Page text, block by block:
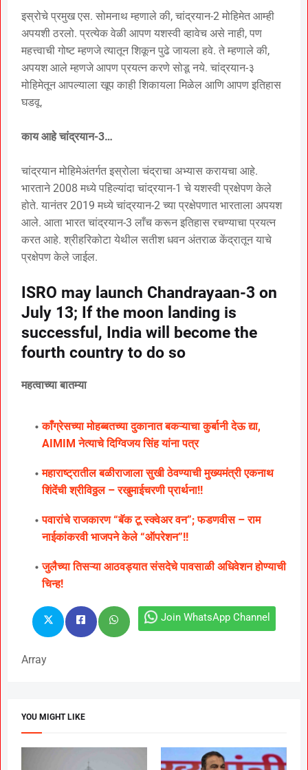
इस्रोचे प्रमुख एस. सोमनाथ म्हणाले की, चांद्रयान-2 मोहिमेत आम्ही
अपयशी ठरलो. प्रत्येक वेळी आपण यशस्वी व्हावेच असे नाही, पण
महत्त्वाची गोष्ट म्हणजे त्यातून शिकून पुढे जायला हवे. ते म्हणाले की,
अपयश आले म्हणजे आपण प्रयत्न करणे सोडू नये. चांद्रयान-३
मोहिमेतून आपल्याला खूप काही शिकायला मिळेल आणि आपण इतिहास
घडवू.
काय आहे चांद्रयान-3…
चांद्रयान मोहिमेअंतर्गत इस्रोला चंद्राचा अभ्यास करायचा आहे.
भारताने 2008 मध्ये पहिल्यांदा चांद्रयान-1 चे यशस्वी प्रक्षेपण केले
होते. यानंतर 2019 मध्ये चांद्रयान-2 च्या प्रक्षेपणात भारताला अपयश
आले. आता भारत चांद्रयान-3 लाँच करून इतिहास रचण्याचा प्रयत्न
करत आहे. श्रीहरिकोटा येथील सतीश धवन अंतराळ केंद्रातून याचे
प्रक्षेपण केले जाईल.
ISRO may launch Chandrayaan-3 on
July 13; If the moon landing is
successful, India will become the
fourth country to do so
महत्वाच्या बातम्या
काँग्रेसच्या मोहब्बतच्या दुकानात बकऱ्याचा कुर्बानी देऊ द्या,
AIMIM नेत्याचे दिग्विजय सिंह यांना पत्र
महाराष्ट्रातील बळीराजाला सुखी ठेवण्याची मुख्यमंत्री एकनाथ
शिंदेंची श्रीविठ्ठल – रखुमाईचरणी प्रार्थना!!
पवारांचे राजकारण “बॅक टू स्क्वेअर वन”; फडणवीस – राम
नाईकांकरवी भाजपने केले “ऑपरेशन”!!
जुलैच्या तिसऱ्या आठवड्यात संसदेचे पावसाळी अधिवेशन होण्याची
चिन्ह!
Join WhatsApp Channel
Array
YOU MIGHT LIKE